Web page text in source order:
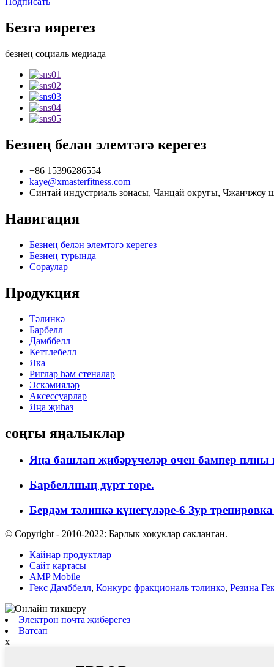
Безгә иярегез
безнең социаль медиада
Безнең белән элемтәгә керегез
+86 15396286554
kaye@xmasterfitness.com
Синтай индустриаль зонасы, Чанцай округы, Чжанчжоу
Навигация
Безнең белән элемтәгә керегез
Безнең турында
Сораулар
Продукция
Тәлинкә
Барбелл
Дамббелл
Кеттлебелл
Яка
Риглар һәм стеналар
Эскәмияләр
Аксессуарлар
Яңа җиһаз
соңгы яңалыклар
Яңа башлап җибәрүчеләр өчен бампер плны
Барбеллның дүрт төре.
Бердәм тәлинкә күнегүләре-6 Зур
© Copyright - 2010-2022: Барлык хокуклар сакланган.
Кайнар продуктлар
Сайт картасы
AMP Mobile
Гекс Дамббелл, Конкурс фракциональ тәлинкә, Резина
Электрон почта җибәрегез
Ватсап
x